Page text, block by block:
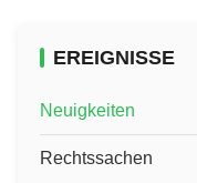
EREIGNISSE
Neuigkeiten
Rechtssachen